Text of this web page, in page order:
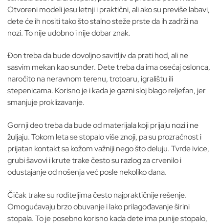
Otvoreni modeli jesu letnji i praktični, ali ako su previše labavi,
dete će ih nositi tako što stalno steže prste da ih zadrži na
nozi. To nije udobno i nije dobar znak.
Đon treba da bude dovoljno savitljiv da prati hod, ali ne
sasvim mekan kao sunđer. Dete treba da ima osećaj oslonca,
naročito na neravnom terenu, trotoaru, igralištu ili
stepenicama. Korisno je i kada je gazni sloj blago reljefan, jer
smanjuje proklizavanje.
Gornji deo treba da bude od materijala koji prijaju nozi i ne
žuljaju. Tokom leta se stopalo više znoji, pa su prozračnost i
prijatan kontakt sa kožom važniji nego što deluju. Tvrde ivice,
grubi šavovi i krute trake često su razlog za crvenilo i
odustajanje od nošenja već posle nekoliko dana.
Čičak trake su roditeljima često najpraktičnije rešenje.
Omogućavaju brzo obuvanje i lako prilagođavanje širini
stopala. To je posebno korisno kada dete ima punije stopalo,